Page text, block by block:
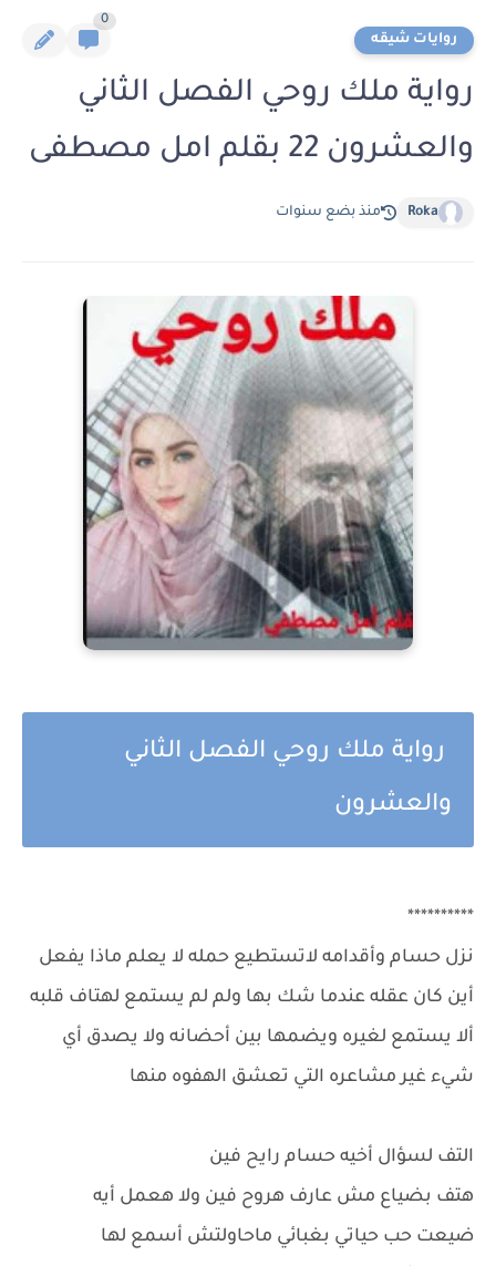
روايات شيقه
0
رواية ملك روحي الفصل الثاني
والعشرون 22 بقلم امل مصطفى
Roka منذ بضع سنوات
رواية ملك روحي الفصل الثاني
والعشرون
**********
نزل حسام وأقدامه لاتستطيع حمله لا يعلم ماذا يفعل
أين كان عقله عندما شك بها ولم لم يستمع لهتاف قلبه
ألا يستمع لغيره ويضمها بين أحضانه ولا يصدق أي
شيء غير مشاعره التي تعشق الهفوه منها
التف لسؤال أخيه حسام رايح فين
هتف بضياع مش عارف هروح فين ولا هعمل أيه
ضيعت حب حياتي بغبائي ماحاولتش أسمع لها